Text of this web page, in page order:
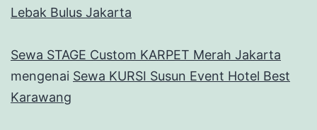
Lebak Bulus Jakarta
Sewa STAGE Custom KARPET Merah Jakarta
mengenai Sewa KURSI Susun Event Hotel Best
Karawang